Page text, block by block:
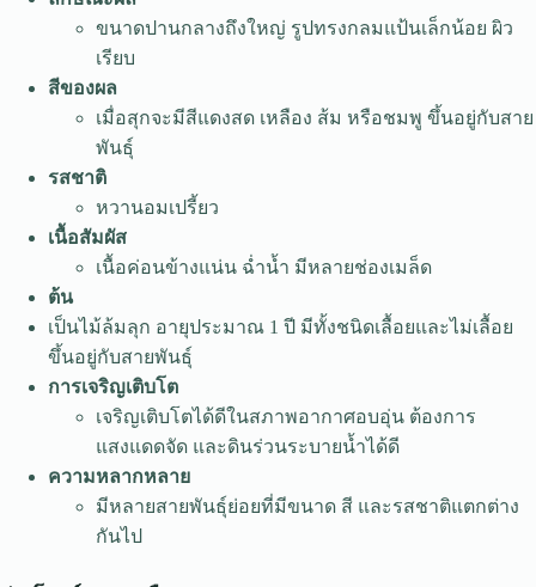
ขนาดปานกลางถึงใหญ่ รูปทรงกลมแป้นเล็กน้อย ผิว
เรียบ
สีของผล
เมื่อสุกจะมีสีแดงสด เหลือง ส้ม หรือชมพู ขึ้นอยู่กับสาย
พันธุ์
รสชาติ
หวานอมเปรี้ยว
เนื้อสัมผัส
เนื้อค่อนข้างแน่น ฉ่ำน้ำ มีหลายช่องเมล็ด
ต้น
เป็นไม้ล้มลุก อายุประมาณ 1 ปี มีทั้งชนิดเลื้อยและไม่เลื้อย
ขึ้นอยู่กับสายพันธุ์
การเจริญเติบโต
เจริญเติบโตได้ดีในสภาพอากาศอบอุ่น ต้องการ
แสงแดดจัด และดินร่วนระบายน้ำได้ดี
ความหลากหลาย
มีหลายสายพันธุ์ย่อยที่มีขนาด สี และรสชาติแตกต่าง
กันไป